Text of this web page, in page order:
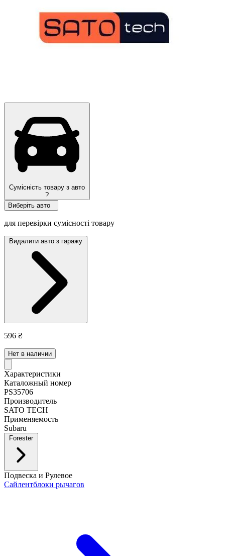
Сумісність товару з авто
?
Виберіть авто
для перевірки сумісності товару
Видалити авто з гаражу
596 ₴
Нет в наличии
Характеристики
Каталожный номер
PS35706
Производитель
SATO TECH
Применяемость
Subaru
Forester
Подвеска и Рулевое
Сайлентблоки рычагов